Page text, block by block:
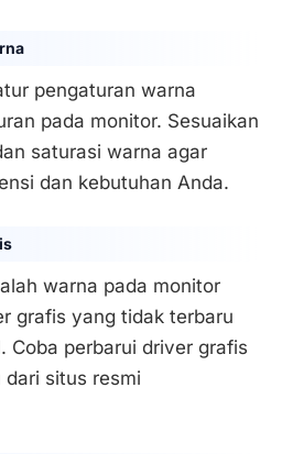
pengaturan warna
pada monitor. Sesuaikan
saturasi warna agar
dan kebutuhan Anda.
warna pada monitor
grafis yang tidak terbaru
Coba perbarui driver grafis
situs resmi